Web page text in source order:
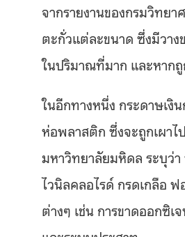
จากรายงานของกรมวิทย
ตะกั่วแต่ละขนาด ซึ่งมีวา
ในปริมาณที่มาก และหาก
ในอีกทางหนึ่ง กระดาษเ
ห่อพลาสติก ซึ่งจะถูกเผา
มหาวิทยาลัยมหิดล ระบุว่า
ไวนิลคลอไรด์ กรดเกลือ
ต่างๆ เช่น การขาดออกซิ